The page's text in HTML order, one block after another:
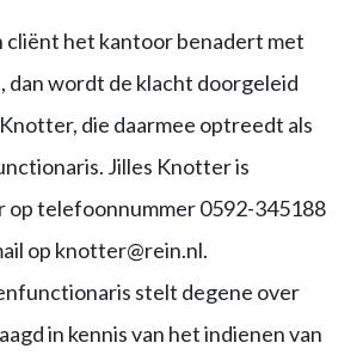
cliënt het kantoor benadert met
dan wordt de klacht doorgeleid
die daarmee optreedt als
Jilles Knotter is
op telefoonnummer 0592-345188
op knotter@rein.nl.
stelt degene over
in kennis van het indienen van